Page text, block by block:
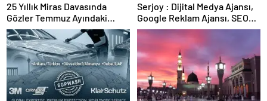
25 Yıllık Miras Davasında
Gözler Temmuz Ayındaki
Karar Duruşmasına Çevrildi
Serjoy : Dijital Medya Ajansı,
Google Reklam Ajansı, SEO
Ajansı ve Web Tasarım Ajansı